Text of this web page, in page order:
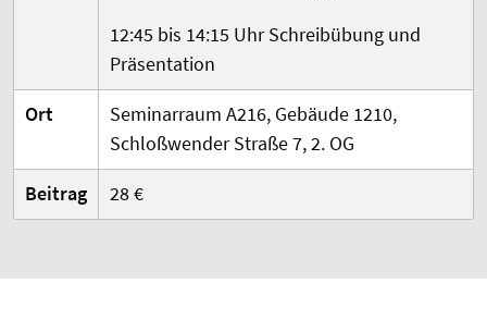
12:45 bis 14:15 Uhr Schreibübung und
Präsentation
Ort
Seminarraum A216, Gebäude 1210,
Schloßwender Straße 7, 2. OG
Beitrag
28 €